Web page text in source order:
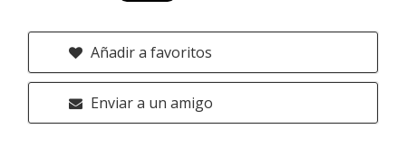
Añadir a favoritos
Enviar a un amigo